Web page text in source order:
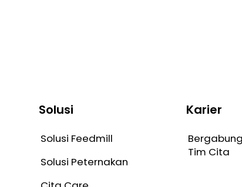
Solusi
Solusi Feedmill
Solusi Peternakan
Karier
Tim Cita